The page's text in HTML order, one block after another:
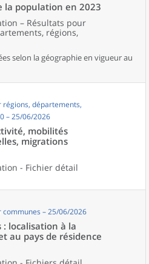
la population en 2023
– Résultats pour
régions,
selon la géographie en vigueur au
régions, départements,
– 25/06/2026
mobilités
migrations
- Fichier détail
communes – 25/06/2026
localisation à la
au pays de résidence